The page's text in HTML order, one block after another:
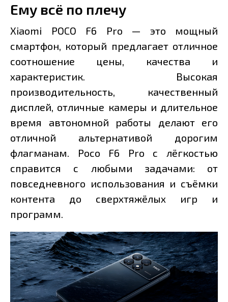
Ему всё по плечу
Xiaomi POCO F6 Pro — это мощный
смартфон, который предлагает отличное
соотношение цены, качества и
характеристик. Высокая
производительность, качественный
дисплей, отличные камеры и длительное
время автономной работы делают его
отличной альтернативой дорогим
флагманам. Poco F6 Pro с лёгкостью
справится с любыми задачами: от
повседневного использования и съёмки
контента до сверхтяжёлых игр и
программ.